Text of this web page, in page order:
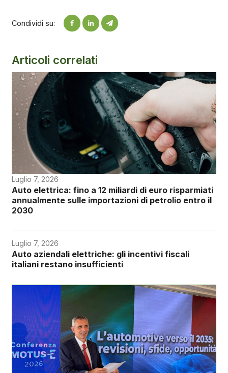
Condividi su:
Articoli correlati
Luglio 7, 2026
Auto elettrica: fino a 12 miliardi di euro risparmiati
annualmente sulle importazioni di petrolio entro il
2030
Luglio 7, 2026
Auto aziendali elettriche: gli incentivi fiscali
italiani restano insufficienti